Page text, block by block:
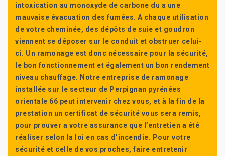
intoxication au monoxyde de carbone du a une
mauvaise évacuation des fumées. A chaque utilisation
de votre cheminée, des dépôts de suie et goudron
viennent se déposer sur le conduit et obstruer celui-
ci. Un ramonage est donc nécessaire pour la sécurité,
le bon fonctionnement et également un bon rendement
niveau chauffage. Notre entreprise de ramonage
installée sur le secteur de Perpignan pyrénées
orientale 66 peut intervenir chez vous, et à la fin de la
prestation un certificat de sécurité vous sera remis,
pour prouver a votre assurance que l’entretien a été
réaliser selon la loi en cas d’incendie. Pour votre
sécurité et celle de vos proches, faire entretenir